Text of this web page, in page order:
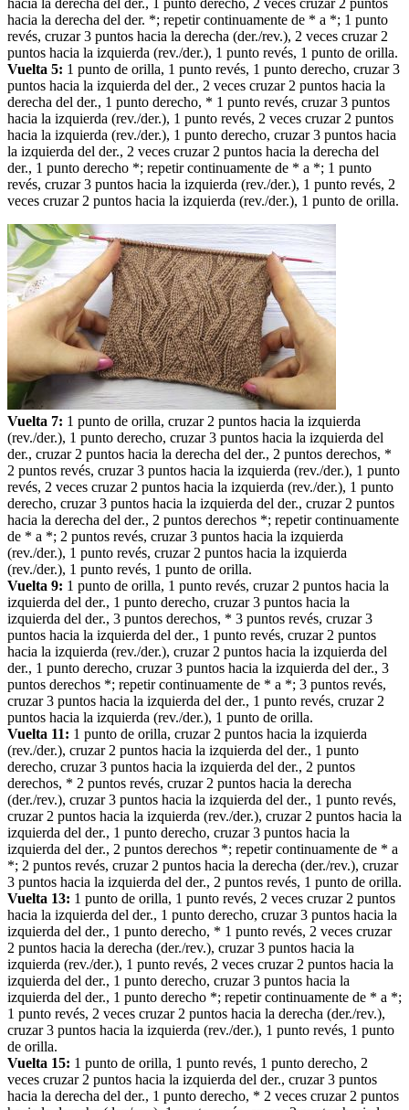
hacia la derecha del der., 1 punto derecho, 2 veces cruzar 2 puntos
hacia la derecha del der. *; repetir continuamente de * a *; 1 punto
revés, cruzar 3 puntos hacia la derecha (der./rev.), 2 veces cruzar 2
puntos hacia la izquierda (rev./der.), 1 punto revés, 1 punto de orilla.
Vuelta 5: 1 punto de orilla, 1 punto revés, 1 punto derecho, cruzar 3
puntos hacia la izquierda del der., 2 veces cruzar 2 puntos hacia la
derecha del der., 1 punto derecho, * 1 punto revés, cruzar 3 puntos
hacia la izquierda (rev./der.), 1 punto revés, 2 veces cruzar 2 puntos
hacia la izquierda (rev./der.), 1 punto derecho, cruzar 3 puntos hacia
la izquierda del der., 2 veces cruzar 2 puntos hacia la derecha del
der., 1 punto derecho *; repetir continuamente de * a *; 1 punto
revés, cruzar 3 puntos hacia la izquierda (rev./der.), 1 punto revés, 2
veces cruzar 2 puntos hacia la izquierda (rev./der.), 1 punto de orilla.
Vuelta 7: 1 punto de orilla, cruzar 2 puntos hacia la izquierda
(rev./der.), 1 punto derecho, cruzar 3 puntos hacia la izquierda del
der., cruzar 2 puntos hacia la derecha del der., 2 puntos derechos, *
2 puntos revés, cruzar 3 puntos hacia la izquierda (rev./der.), 1 punto
revés, 2 veces cruzar 2 puntos hacia la izquierda (rev./der.), 1 punto
derecho, cruzar 3 puntos hacia la izquierda del der., cruzar 2 puntos
hacia la derecha del der., 2 puntos derechos *; repetir continuamente
de * a *; 2 puntos revés, cruzar 3 puntos hacia la izquierda
(rev./der.), 1 punto revés, cruzar 2 puntos hacia la izquierda
(rev./der.), 1 punto revés, 1 punto de orilla.
Vuelta 9: 1 punto de orilla, 1 punto revés, cruzar 2 puntos hacia la
izquierda del der., 1 punto derecho, cruzar 3 puntos hacia la
izquierda del der., 3 puntos derechos, * 3 puntos revés, cruzar 3
puntos hacia la izquierda del der., 1 punto revés, cruzar 2 puntos
hacia la izquierda (rev./der.), cruzar 2 puntos hacia la izquierda del
der., 1 punto derecho, cruzar 3 puntos hacia la izquierda del der., 3
puntos derechos *; repetir continuamente de * a *; 3 puntos revés,
cruzar 3 puntos hacia la izquierda del der., 1 punto revés, cruzar 2
puntos hacia la izquierda (rev./der.), 1 punto de orilla.
Vuelta 11: 1 punto de orilla, cruzar 2 puntos hacia la izquierda
(rev./der.), cruzar 2 puntos hacia la izquierda del der., 1 punto
derecho, cruzar 3 puntos hacia la izquierda del der., 2 puntos
derechos, * 2 puntos revés, cruzar 2 puntos hacia la derecha
(der./rev.), cruzar 3 puntos hacia la izquierda del der., 1 punto revés,
cruzar 2 puntos hacia la izquierda (rev./der.), cruzar 2 puntos hacia la
izquierda del der., 1 punto derecho, cruzar 3 puntos hacia la
izquierda del der., 2 puntos derechos *; repetir continuamente de * a
*; 2 puntos revés, cruzar 2 puntos hacia la derecha (der./rev.), cruzar
3 puntos hacia la izquierda del der., 2 puntos revés, 1 punto de orilla.
Vuelta 13: 1 punto de orilla, 1 punto revés, 2 veces cruzar 2 puntos
hacia la izquierda del der., 1 punto derecho, cruzar 3 puntos hacia la
izquierda del der., 1 punto derecho, * 1 punto revés, 2 veces cruzar
2 puntos hacia la derecha (der./rev.), cruzar 3 puntos hacia la
izquierda (rev./der.), 1 punto revés, 2 veces cruzar 2 puntos hacia la
izquierda del der., 1 punto derecho, cruzar 3 puntos hacia la
izquierda del der., 1 punto derecho *; repetir continuamente de * a *;
1 punto revés, 2 veces cruzar 2 puntos hacia la derecha (der./rev.),
cruzar 3 puntos hacia la izquierda (rev./der.), 1 punto revés, 1 punto
de orilla.
Vuelta 15: 1 punto de orilla, 1 punto revés, 1 punto derecho, 2
veces cruzar 2 puntos hacia la izquierda del der., cruzar 3 puntos
hacia la derecha del der., 1 punto derecho, * 2 veces cruzar 2 puntos